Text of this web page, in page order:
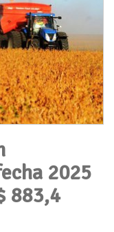
2025
883,4